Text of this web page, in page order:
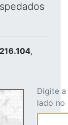
,
Digite
lado no